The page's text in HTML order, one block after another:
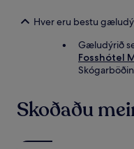
Hver eru bestu
Gæludýrið
Fosshótel
Skoðaðu